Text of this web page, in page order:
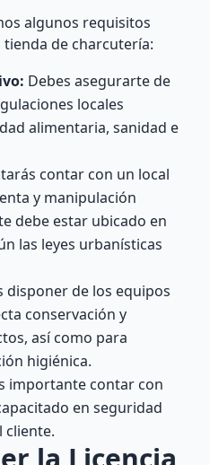
algunos requisitos
de charcutería:
Debes asegurarte de
locales
alimentaria, sanidad e
contar con un local
y manipulación
debe estar ubicado en
las leyes urbanísticas
disponer de los equipos
conservación y
así como para
higiénica.
importante contar con
en seguridad
cliente.